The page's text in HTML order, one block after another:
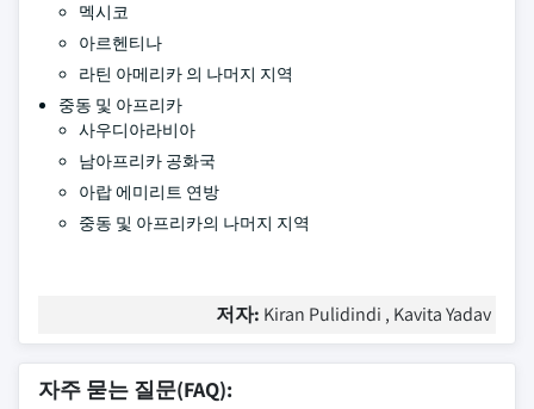
멕시코
아르헨티나
라틴 아메리카 의 나머지 지역
중동 및 아프리카
사우디아라비아
남아프리카 공화국
아랍 에미리트 연방
중동 및 아프리카의 나머지 지역
저자: Kiran Pulidindi , Kavita Yadav
자주 묻는 질문(FAQ):